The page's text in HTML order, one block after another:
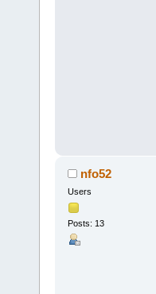
nfo52
Users
Posts: 13